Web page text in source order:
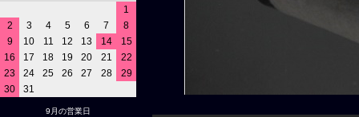
1
2
3 4 5 6 7
8
9
10 11 12 13 14
15
16
17 18 19 20 21
22
23
24 25 26 27 28
29
30
31
9月の営業日